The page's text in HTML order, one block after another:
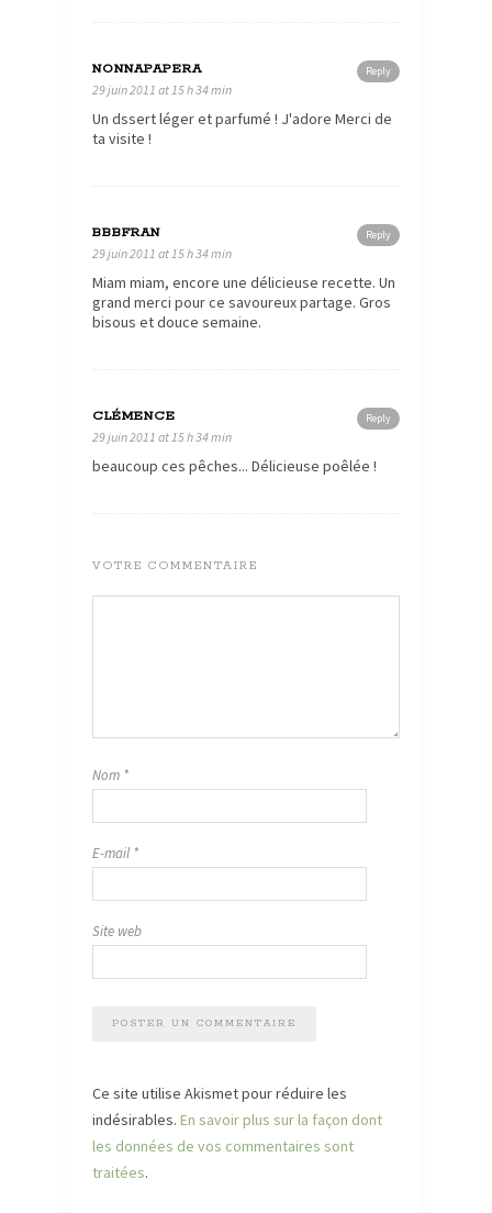
Reply
NONNAPAPERA
29 juin 2011 at 15 h 34 min
Un dssert léger et parfumé ! J'adore Merci de
ta visite !
Reply
BBBFRAN
29 juin 2011 at 15 h 34 min
Miam miam, encore une délicieuse recette. Un
grand merci pour ce savoureux partage. Gros
bisous et douce semaine.
Reply
CLÉMENCE
29 juin 2011 at 15 h 34 min
beaucoup ces pêches... Délicieuse poêlée !
VOTRE COMMENTAIRE
Nom *
E-mail *
Site web
Ce site utilise Akismet pour réduire les
indésirables. En savoir plus sur la façon dont
les données de vos commentaires sont
traitées.